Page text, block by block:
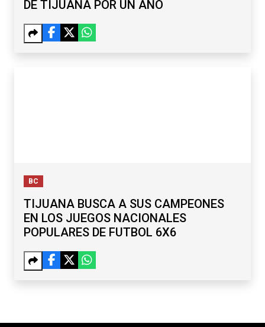
DE TIJUANA POR UN AÑO
BC
TIJUANA BUSCA A SUS CAMPEONES
EN LOS JUEGOS NACIONALES
POPULARES DE FUTBOL 6X6